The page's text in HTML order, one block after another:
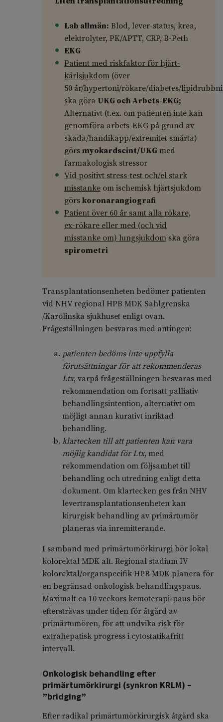
Lab allmän: Blod, lever-status, krea,
elektrolyter, PK/APTT, CRP, B-Peth
EKG
Patient med riskfaktor för hjärt-
kärlsjukdom(över
50 år/hypertoni/rökare/diabetes/
ska göra UKG och Arbets-EKG;
Alternativt (t.ex. om patienten inte kan
genomföra arbets-EKG på grund av
skada/handikapp/extremitet smärta)
görs myokardscint/UKGmed
farmakologisk stressor
Vid positivt stress-test och/el stark
misstankeom ischemisk hjärtsjukdom
görs koronarangiografi
Patient över 60 år samt alla rökare,
ex-rökare eller med (och vid
misstanke om) lungsjukdomska göra
spirometri
Transplantationsenheten bedömer patienten
vid NHV regional HPB MDK Sahlgrenska
/Karolinska sjukhuset enligt ovan.
Frågeställningen besvaras med antingen:
patienten bedöms inte uppfylla
förutsättningar för att rekommenderas
Ltx, varpå frågeställningen besvaras med
rekommendation om fortsatt palliativ
behandlingsintention, alternativt om
möjligt annan kurativt inriktad
behandling.
klartecken till att patienten kan vara
möjlig kandidat för Ltx, med
rekommendation om följsamhet till
behandling och utredning enligt detta
dokument. Om klartecken ges från NHV
levertransplantationsenheten kan
kirurgisk behandling av primärtumör
planeras via inremitterande.
I samband med primärtumörkirurgi bör lokal
kolorektal MDK alt. Regional stadium IV
kolorektal/organspecifik HPB MDK planera för
en begränsad onkologisk behandlingspaus.
Maximalt ca 10 veckors kemoterapi-paus bör
eftersträvas under tiden för åtgärd av
primärtumören, för att undvika risk för
extrahepatisk progress i cytostatikafritt
intervall.
Onkologisk behandling efter
primärtumörkirurgi (synkron KRLM) –
”bridging”
Efter radikal primärtumörkirurgisk åtgärd ska